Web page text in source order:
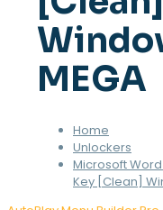
MEGA
Home
Unlockers
Microsoft
Key [Clean]